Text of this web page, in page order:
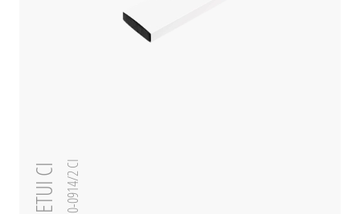
ETUI CI 0-0914/2 CI